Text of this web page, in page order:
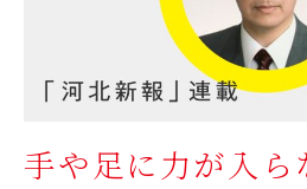
手や足に力が入ら